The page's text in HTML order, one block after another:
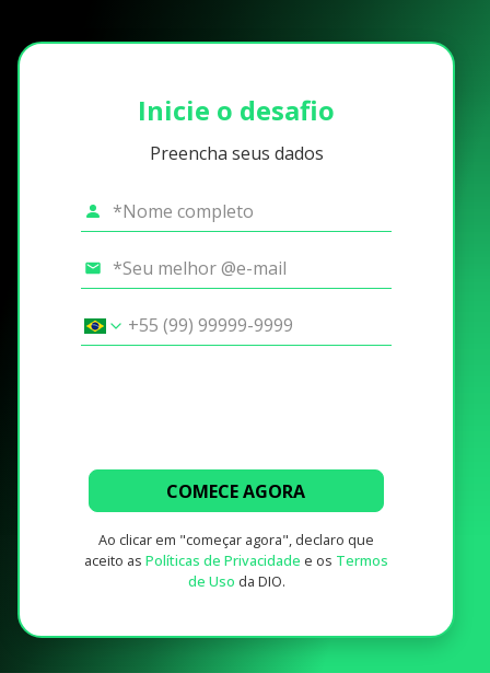
Inicie o desafio
Preencha seus dados
COMECE AGORA
Ao clicar em "começar agora", declaro que
aceito as Políticas de Privacidade e os Termos
de Uso da DIO.